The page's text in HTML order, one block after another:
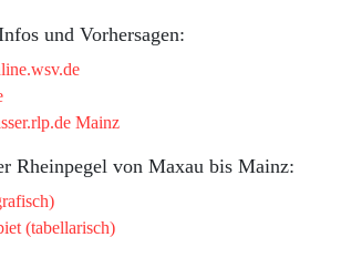
und Vorhersagen:
Mainz
Rheinpegel von Maxau bis Mainz:
(tabellarisch)